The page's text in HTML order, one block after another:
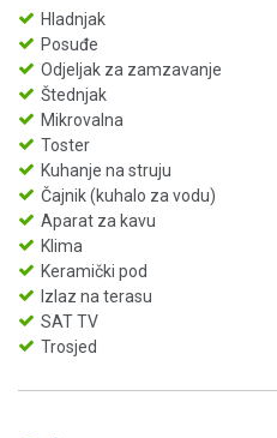
Hladnjak
Posuđe
Odjeljak za zamzavanje
Štednjak
Mikrovalna
Toster
Kuhanje na struju
Čajnik (kuhalo za vodu)
Aparat za kavu
Klima
Keramički pod
Izlaz na terasu
SAT TV
Trosjed